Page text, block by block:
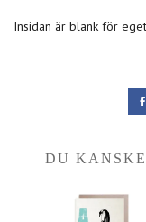
Insidan är blank för
DU